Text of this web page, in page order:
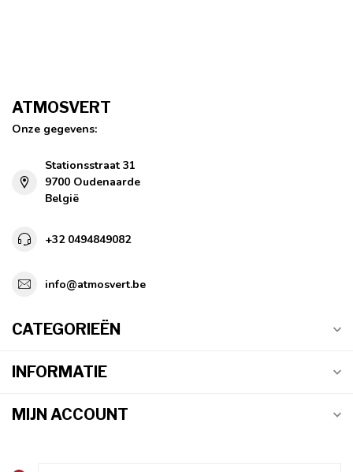
ATMOSVERT
Onze gegevens:
Stationsstraat 31
9700 Oudenaarde
België
+32 0494849082
info@atmosvert.be
CATEGORIEËN
INFORMATIE
MIJN ACCOUNT